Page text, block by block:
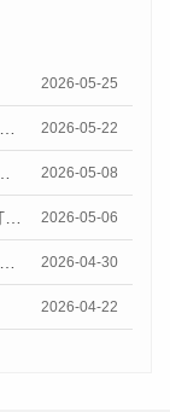
2026-05-25
2026-05-22
2026-05-08
2026-05-06
2026-04-30
2026-04-22